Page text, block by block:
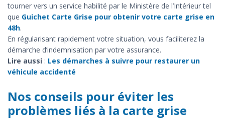
tourner vers un service habilité par le Ministère de l’Intérieur tel
que Guichet Carte Grise pour obtenir votre carte grise en
48h.
En régularisant rapidement votre situation, vous faciliterez la
démarche d’indemnisation par votre assurance.
Lire aussi : Les démarches à suivre pour restaurer un
véhicule accidenté
Nos conseils pour éviter les
problèmes liés à la carte grise